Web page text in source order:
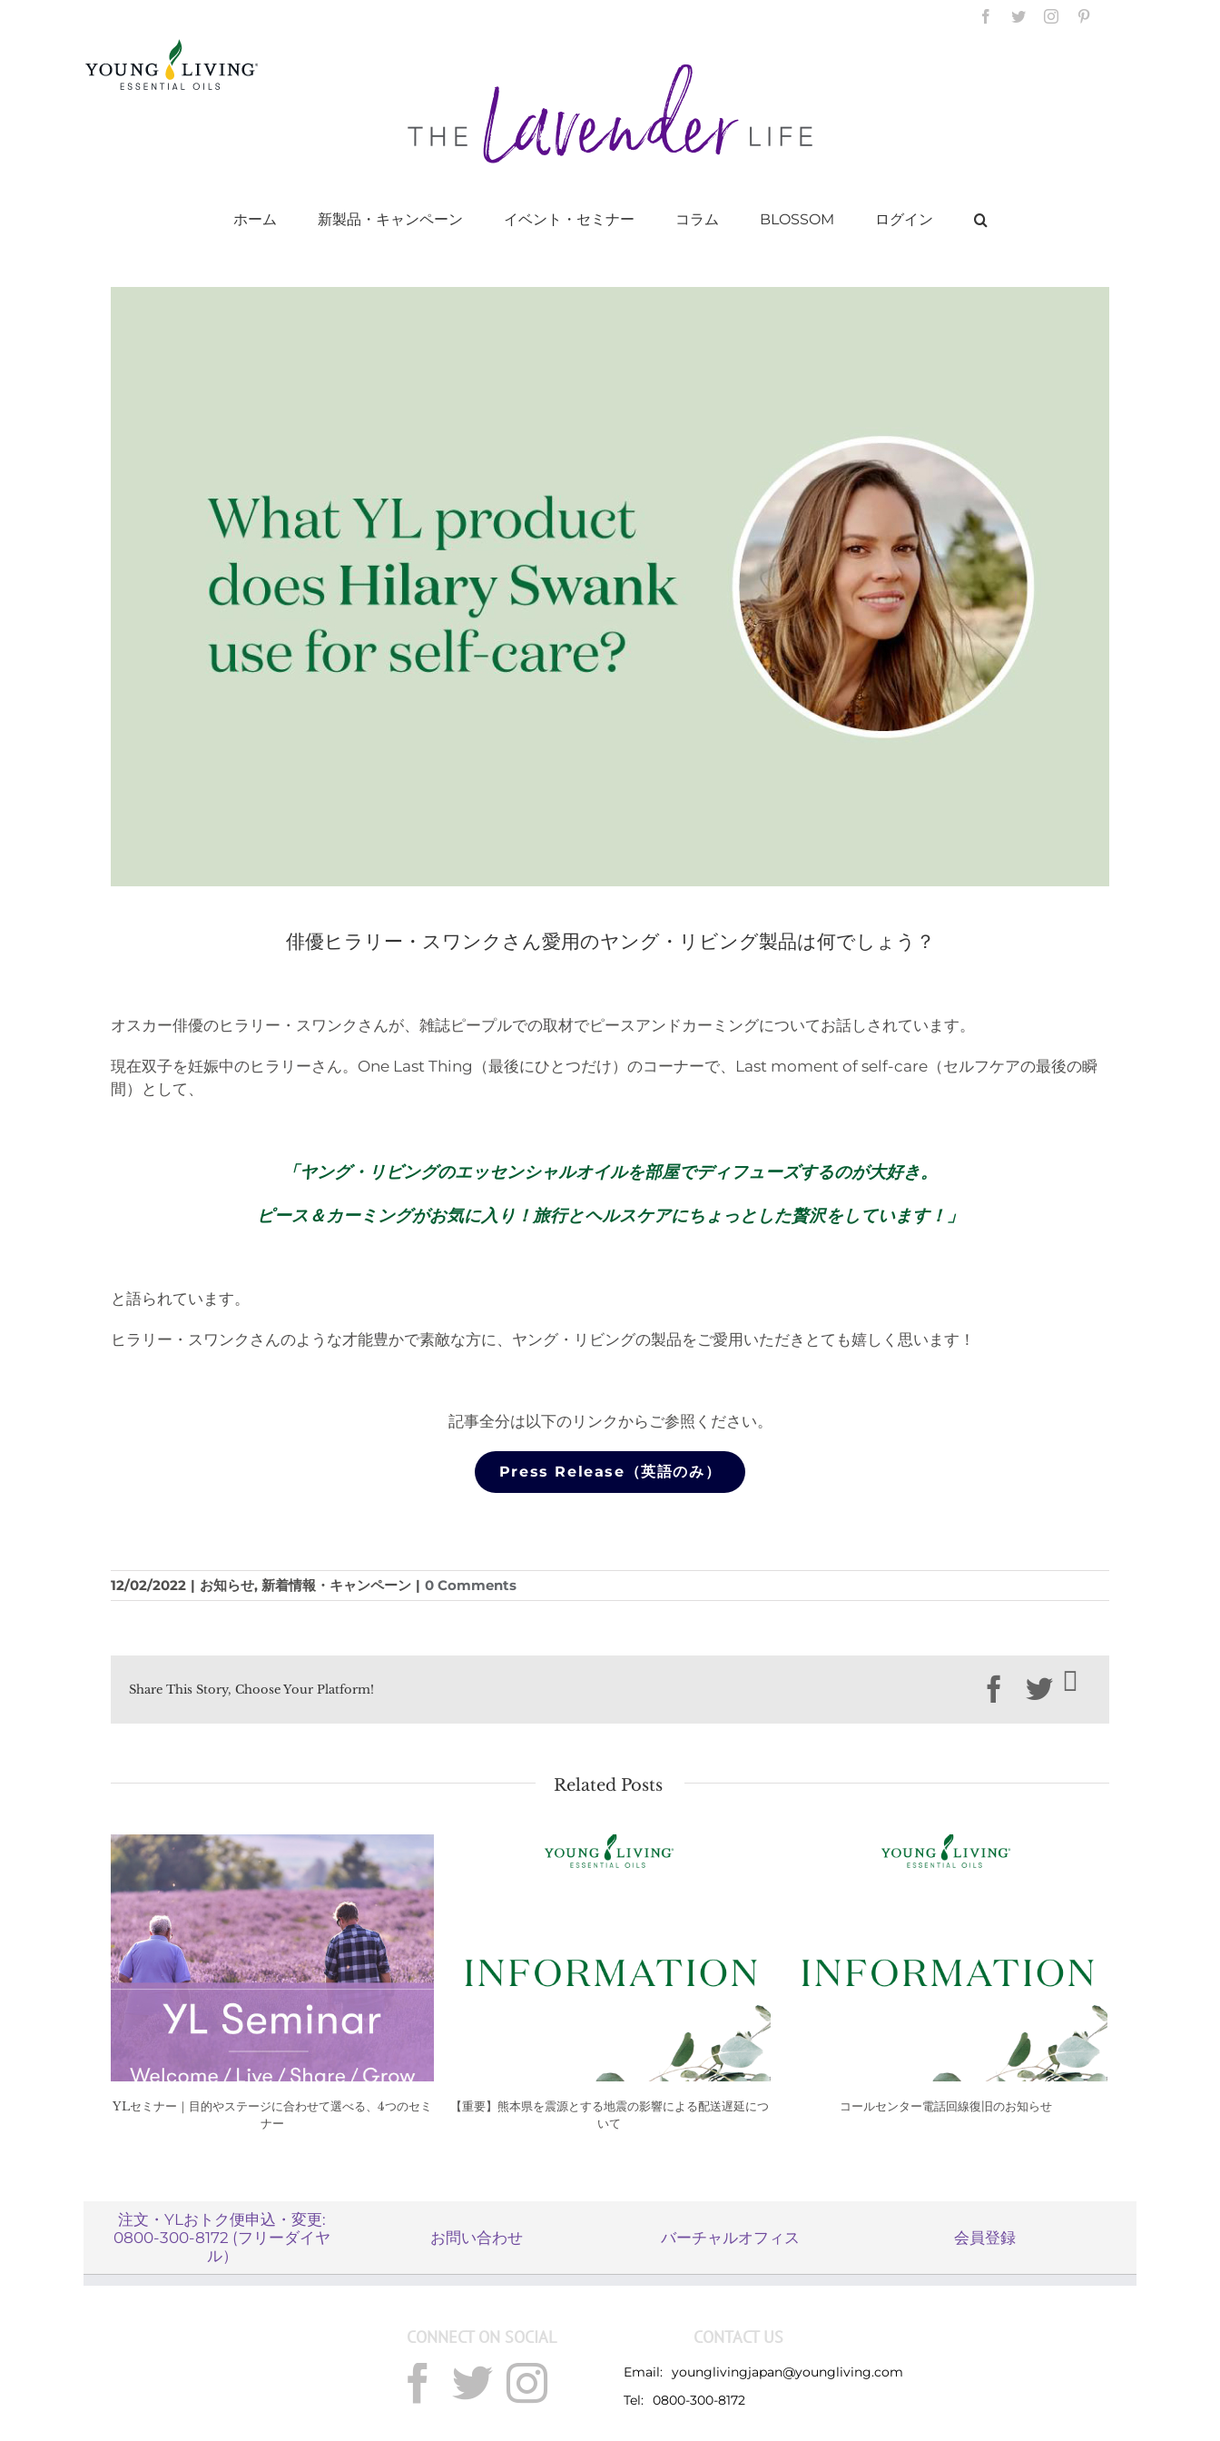
Facebook
TwitterInstagram
ホーム 新製品・キャンペーン イベント・セミナー コラム BLOSSOM ログイン
俳優ヒラリー・スワンクさん愛用のヤング・リビング製品は何でしょう？
オスカー俳優のヒラリー・スワンクさんが、雑誌ピープルでの取材でピースアンドカーミングについてお話しされています。
現在双子を妊娠中のヒラリーさん。One Last Thing（最後にひとつだけ）のコーナーで、Last moment of self-care（セルフケアの最後の瞬
間）として、
「ヤング・リビングのエッセンシャルオイルを部屋でディフューズするのが大好き。
ピース＆カーミングがお気に入り！旅行とヘルスケアにちょっとした贅沢をしています！」
と語られています。
ヒラリー・スワンクさんのような才能豊かで素敵な方に、ヤング・リビングの製品をご愛用いただきとても嬉しく思います！
記事全分は以下のリンクからご参照ください。
Press Release（英語のみ）
12/02/2022 | お知らせ, 新着情報・キャンペーン | 0 Comments
Share This Story, Choose Your Platform! Facebook
Twitter
Related Posts
YLセミナー｜目的やステージに合わせて選べる、4つのセミ
ナー
【重要】熊本県を震源とする地震の影響による配送遅延につ
いて
コールセンター電話回線復旧のお知らせ
注文・YLおトク便申込・変更:
0800-300-8172 (フリーダイヤ
ル）
お問い合わせ バーチャルオフィス 会員登録
CONNECT ON SOCIAL CONTACT US
Email: younglivingjapan@youngliving.com
Tel: 0800-300-8172